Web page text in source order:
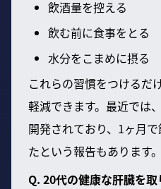
飲酒量を控える
飲む前に食事をとる
水分をこまめに摂る
これらの習慣をつけるだ
軽減できます。最近では
開発されており、1ヶ月
たという報告もあります。
Q. 20代の健康な肝臓を取